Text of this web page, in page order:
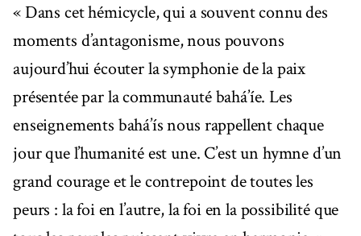
« Dans cet hémicycle, qui a souvent connu des
moments d’antagonisme, nous pouvons
aujourd’hui écouter la symphonie de la paix
présentée par la communauté bahá’íe. Les
enseignements bahá’ís nous rappellent chaque
jour que l’humanité est une. C’est un hymne d’un
grand courage et le contrepoint de toutes les
peurs : la foi en l’autre, la foi en la possibilité que